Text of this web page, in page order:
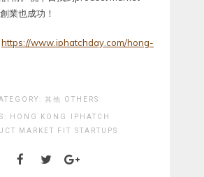
業也成功！
https://www.iphatchday.com/hong-
其他 OTHERS
HONG KONG
IPHATCH
MARKET FIT
STARTUPS